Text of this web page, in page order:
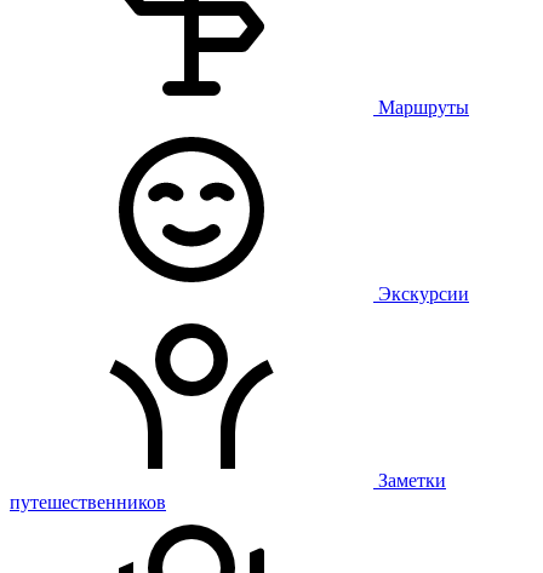
Маршруты
Экскурсии
Заметки
путешественников